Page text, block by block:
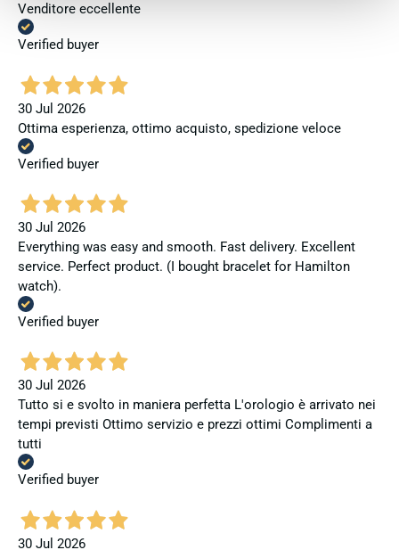
Venditore eccellente
Verified buyer
30 Jul 2026
Ottima esperienza, ottimo acquisto, spedizione veloce
Verified buyer
30 Jul 2026
Everything was easy and smooth. Fast delivery. Excellent
service. Perfect product. (I bought bracelet for Hamilton
watch).
Verified buyer
30 Jul 2026
Tutto si e svolto in maniera perfetta L'orologio è arrivato nei
tempi previsti Ottimo servizio e prezzi ottimi Complimenti a
tutti
Verified buyer
30 Jul 2026